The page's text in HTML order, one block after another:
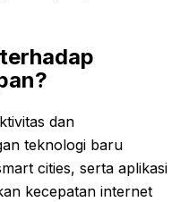
dan
teknologi baru
cities, serta aplikasi
kecepatan internet